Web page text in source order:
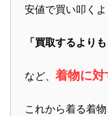
安値で買い叩くよ
「買取するより
など、 着物に対
これから着る着物